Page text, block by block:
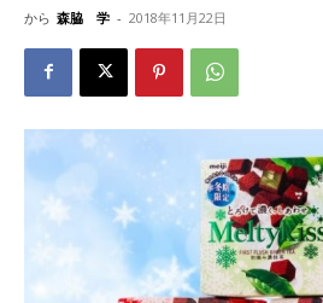
から 森脇 学 - 2018年11月22日